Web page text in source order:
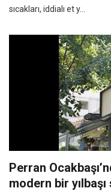
sıcakları, iddialı et y...
Perran
modern bir yılbaşı